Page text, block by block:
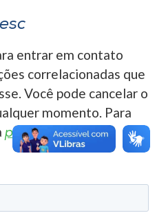
entrar em contato
correlacionadas que
Você pode cancelar o
momento. Para
política de